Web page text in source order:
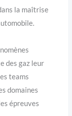
la maîtrise
des gaz leur
teams
domaines
épreuves